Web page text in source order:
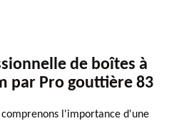
de boîtes à
par Pro gouttière 83
l'importance d'une